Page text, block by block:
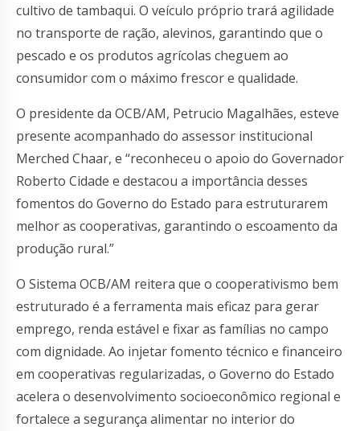
cultivo de tambaqui. O veículo próprio trará agilidade
no transporte de ração, alevinos, garantindo que o
pescado e os produtos agrícolas cheguem ao
consumidor com o máximo frescor e qualidade.
O presidente da OCB/AM, Petrucio Magalhães, esteve
presente acompanhado do assessor institucional
Merched Chaar, e “reconheceu o apoio do Governador
Roberto Cidade e destacou a importância desses
fomentos do Governo do Estado para estruturarem
melhor as cooperativas, garantindo o escoamento da
produção rural.”
O Sistema OCB/AM reitera que o cooperativismo bem
estruturado é a ferramenta mais eficaz para gerar
emprego, renda estável e fixar as famílias no campo
com dignidade. Ao injetar fomento técnico e financeiro
em cooperativas regularizadas, o Governo do Estado
acelera o desenvolvimento socioeconômico regional e
fortalece a segurança alimentar no interior do